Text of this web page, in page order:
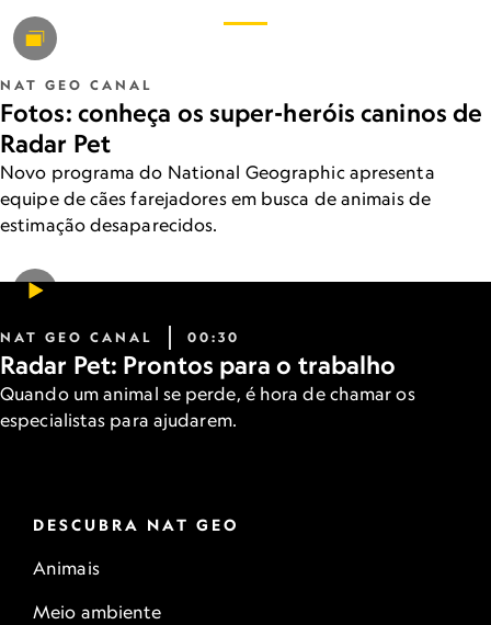
NAT GEO CANAL
Fotos: conheça os super-heróis caninos de
Radar Pet
Novo programa do National Geographic apresenta
equipe de cães farejadores em busca de animais de
estimação desaparecidos.
NAT GEO CANAL 00:30
Radar Pet: Prontos para o trabalho
Quando um animal se perde, é hora de chamar os
especialistas para ajudarem.
DESCUBRA NAT GEO
Animais
Meio ambiente